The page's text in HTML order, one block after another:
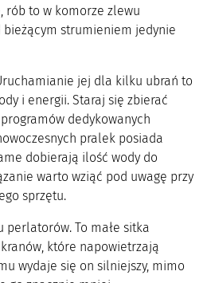
rób to w komorze zlewu
bieżącym strumieniem jedynie
jej dla kilku ubrań to
i energii. Staraj się zbierać
dedykowanych
pralek posiada
dobierają ilość wody do
warto wziąć pod uwagę przy
sprzętu.
perlatorów. To małe sitka
które napowietrzają
wydaje się on silniejszy, mimo